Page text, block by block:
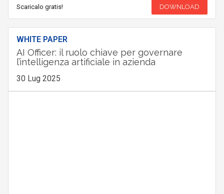
Scaricalo gratis! DOWNLOAD
WHITE PAPER
AI Officer: il ruolo chiave per governare
l’intelligenza artificiale in azienda
30 Lug 2025